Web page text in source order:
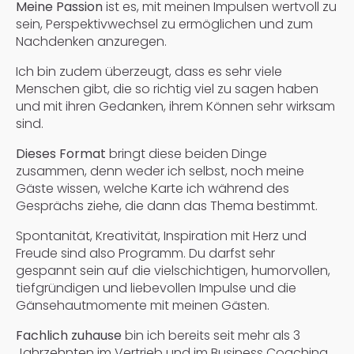
Meine Passionist es, mit meinen Impulsen wertvoll zu
sein, Perspektivwechsel zu ermöglichen und zum
Nachdenken anzuregen.
Ich bin zudem überzeugt, dass es sehr viele
Menschen gibt, die so richtig viel zu sagen haben
und mit ihren Gedanken, ihrem Können sehr wirksam
sind.
Dieses Format bringt diese beiden Dinge
zusammen, denn weder ich selbst, noch meine
Gäste wissen, welche Karte ich während des
Gesprächs ziehe, die dann das Thema bestimmt.
Spontanität, Kreativität, Inspiration mit Herz und
Freude sind also Programm. Du darfst sehr
gespannt sein auf die vielschichtigen, humorvollen,
tiefgründigen und liebevollen Impulse und die
Gänsehautmomente mit meinen Gästen.
Fachlich zuhausebin ich bereits seit mehr als 3